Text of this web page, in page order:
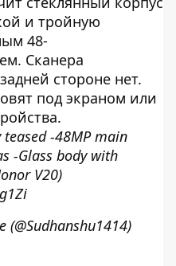
и тройную
48-
Сканера
стороне нет.
под экраном или
-48MP main
-Glass body with
V20)